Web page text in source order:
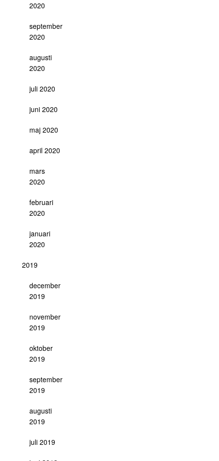
2020
september
2020
augusti
2020
juli 2020
juni 2020
maj 2020
april 2020
mars
2020
februari
2020
januari
2020
2019
december
2019
november
2019
oktober
2019
september
2019
augusti
2019
juli 2019